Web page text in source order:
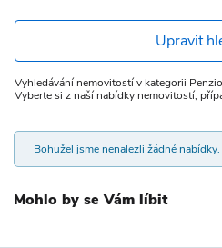
Upravit
Vyhledávání nemovitostí v kategorii
Vyberte si z naší nabídky nemovitostí,
Bohužel jsme nenalezli žádné
Mohlo by se Vám líbit